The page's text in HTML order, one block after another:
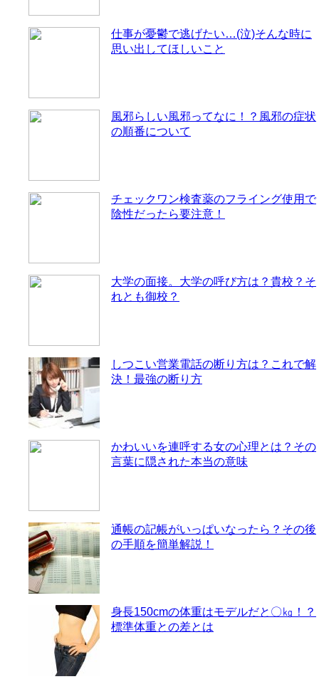
仕事が憂鬱で逃げたい…(泣)そんな時に
思い出してほしいこと
風邪らしい風邪ってなに！？風邪の症状
の順番について
チェックワン検査薬のフライング使用で
陰性だったら要注意！
大学の面接。大学の呼び方は？貴校？そ
れとも御校？
しつこい営業電話の断り方は？これで解
決！最強の断り方
かわいいを連呼する女の心理とは？その
言葉に隠された本当の意味
通帳の記帳がいっぱいなったら？その後
の手順を簡単解説！
身長150cmの体重はモデルだと〇㎏！？
標準体重との差とは